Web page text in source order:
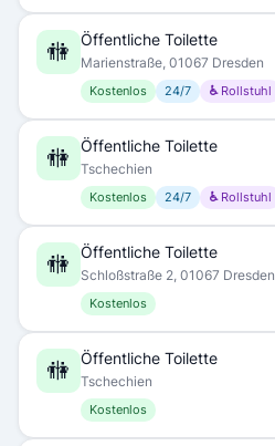
🚻 Öffentliche Toilette
Marienstraße, 01067 Dresden
Kostenlos 24/7 ♿ Rollstuhl
🚻 Öffentliche Toilette
Tschechien
Kostenlos 24/7 ♿ Rollstuhl
🚻 Öffentliche Toilette
Schloßstraße 2, 01067 Dresden
Kostenlos
🚻 Öffentliche Toilette
Tschechien
Kostenlos